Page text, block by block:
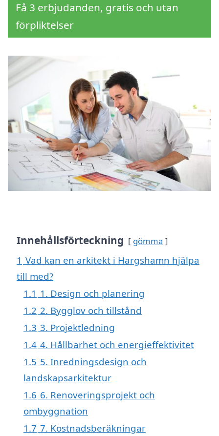
Få 3 erbjudanden, gratis och utan
förpliktelser
Innehållsförteckning gömma
1 Vad kan en arkitekt i Hargshamn hjälpa
till med?
1.1 1. Design och planering
1.2 2. Bygglov och tillstånd
1.3 3. Projektledning
1.4 4. Hållbarhet och energieffektivitet
1.5 5. Inredningsdesign och
landskapsarkitektur
1.6 6. Renoveringsprojekt och
ombyggnation
1.7 7. Kostnadsberäkningar